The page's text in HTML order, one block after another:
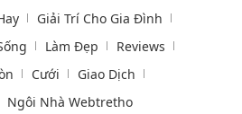
Giải Trí Cho Gia Đình
Làm Đẹp
Reviews
Cưới
Giao Dịch
Ngôi Nhà Webtretho